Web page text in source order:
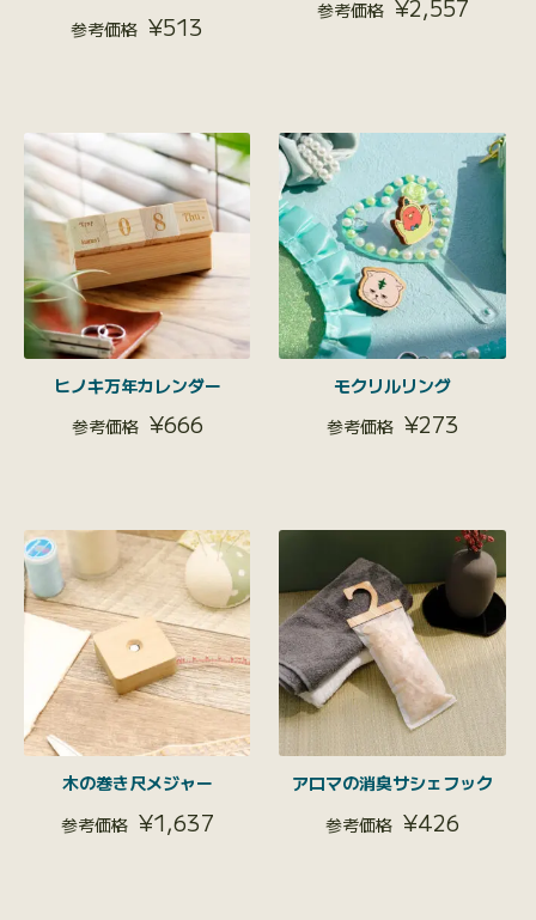
¥513
¥2,557
ヒノキ万年カレンダー
¥666
モクリルリング
¥273
木の巻き尺メジャー
¥1,637
アロマの消臭サシェフック
¥426